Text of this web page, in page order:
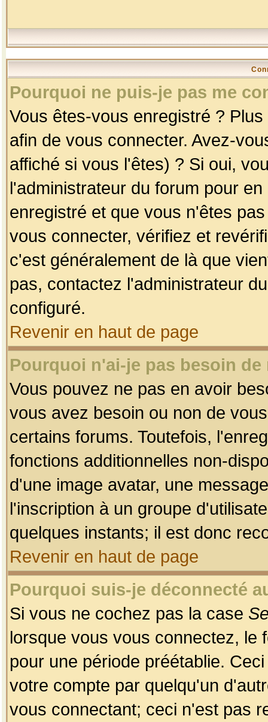
Pourquoi ne puis-je pas me
Vous êtes-vous enregistré ?
afin de vous connecter. Avez-
affiché si vous l'êtes) ? Si oui,
l'administrateur du forum pour
enregistré et que vous n'êtes
vous connecter, vérifiez et
c'est généralement de là que
pas, contactez l'administrateur
configuré.
Revenir en haut de page
Pourquoi n'ai-je pas besoin
Vous pouvez ne pas en avoir
vous avez besoin ou non de
certains forums. Toutefois,
fonctions additionnelles non-
d'une image avatar, une
l'inscription à un groupe
quelques instants; il est donc
Revenir en haut de page
Pourquoi suis-je déconnecté
Si vous ne cochez pas la case
lorsque vous vous connectez, le
pour une période préétablie.
votre compte par quelqu'un
vous connectant; ceci n'est pas